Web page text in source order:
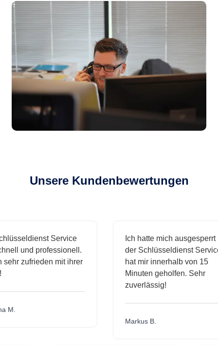
Unsere Kundenbewertungen
Service
und professionell.
zufrieden mit ihrer
M.
Ich hatte mich ausgesperrt
der Schlüsseldienst Service
hat mir innerhalb von 15
Minuten geholfen. Sehr
zuverlässig!
Markus B.